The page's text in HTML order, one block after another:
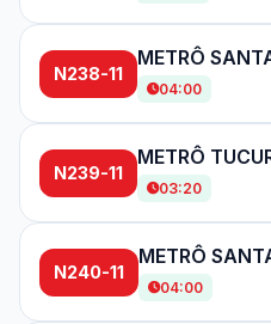
N238-11
04:00
N239-11
03:20
N240-11
04:00